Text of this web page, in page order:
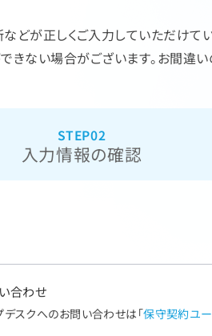
どが正しくご入力していただけて
ない場合がございます。お間違い
入力情報の確認
合わせ
デスクへのお問い合わせは「保守契約ユ